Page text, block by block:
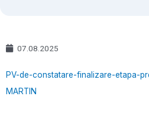
07.08.2025
PV-de-constatare-finalizare-etapa-
MARTIN